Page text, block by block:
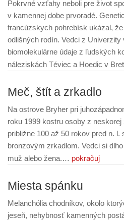
Pokrvné vzťahy neboli pre život
v kamennej dobe prvoradé.
francúzskych pohrebísk ukázal,
odlišných rodín. Vedci z Univerzity
biomolekulárne údaje z ľudských
náleziskách Téviec a Hoedic v
Meč, štít a zrkadlo
Na ostrove Bryher pri
roku 1999 kostru osoby z
približne 100 až 50 rokov pred n.
bronzovým zrkadlom. Vedci si
muž alebo žena.… pokračuj
Miesta spánku
Melanchólia chodníkov, okolo
jeseň, nehybnosť kamenných